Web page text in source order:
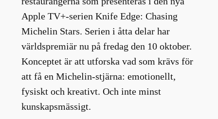
Apple TV+-serien Knife Edge: Chasing
Michelin Stars. Serien i åtta delar har
världspremiär nu på fredag den 10 oktober.
Konceptet är att utforska vad som krävs för
att få en Michelin-stjärna: emotionellt,
fysiskt och kreativt. Och inte minst
kunskapsmässigt.